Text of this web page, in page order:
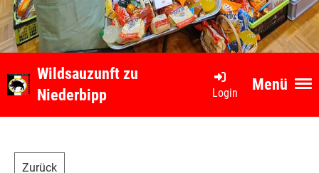
Menü
Login
Wildsauzunft zu
Niederbipp
Zurück